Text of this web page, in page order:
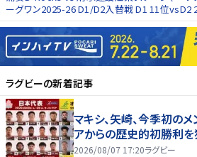
ーグワン2025-26 D1/D2入替戦 D1 11位vsD2 2
ラグビーの新着記事
マキシ、矢崎、今季初の
アからの歴史的初勝利を
2026/08/07 17:20ラグビー